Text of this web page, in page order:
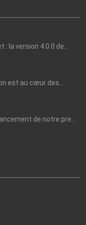
la version 4.0.0 de...
est au cœur des...